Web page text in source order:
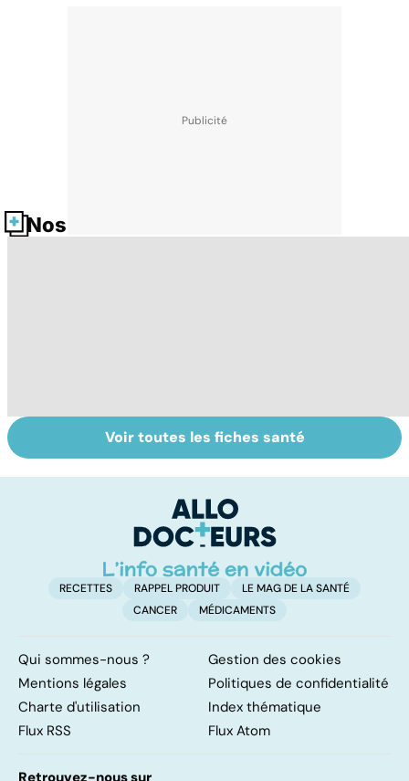
Nos fiches santé
Tout savoir sur
les infections
HPV : tout savoir
sur les
Voir toutes les fiches santé
RECETTES RAPPEL PRODUIT
LE MAG DE LA SANTÉ
CANCER
MÉDICAMENTS
Qui sommes-nous ?
Gestion des cookies
Mentions légales
Politiques de confidentialité
Charte d'utilisation
Index thématique
Flux RSS
Flux Atom